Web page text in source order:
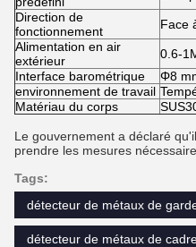
Direction de
fonctionnement
Face
Alimentation en air
extérieur
0.6-
Interface barométrique
Φ8
environnement de travail
Matériau du corps
Le gouvernement a déclaré
prendre les mesures
Tags:
détecteur de métaux de
détecteur de métaux de